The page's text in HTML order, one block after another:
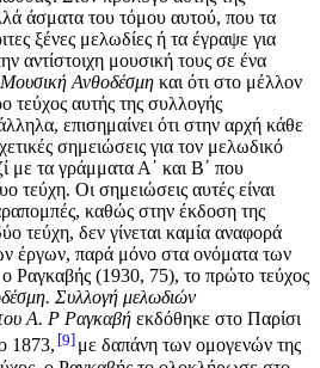
άσματα του τόμου αυτού, που τα
ξένες μελωδίες ή τα έγραψε για
αντίστοιχη μουσική τους σε ένα
Μουσική Ανθοδέσμη και ότι στο μέλλον
τεύχος αυτής της συλλογής
επισημαίνει ότι στην αρχή κάθε
σημειώσεις για τον μελωδικό
με τα γράμματα Α΄ και Β΄ που
τεύχη. Οι σημειώσεις αυτές είναι
καθώς στην έκδοση της
τεύχη, δεν γίνεται καμία αναφορά
έργων, παρά μόνο στα ονόματα των
Ραγκαβής (1930, 75), το πρώτο τεύχος
Συλλογή μελωδιών
Α. Ρ Ραγκαβή εκδόθηκε στο Παρίσι
1873, 9 με δαπάνη των ομογενών της